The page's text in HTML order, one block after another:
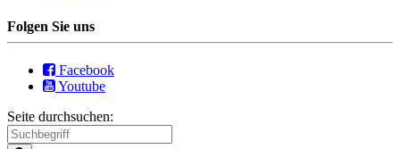
Folgen Sie uns
Facebook
Youtube
Seite durchsuchen: